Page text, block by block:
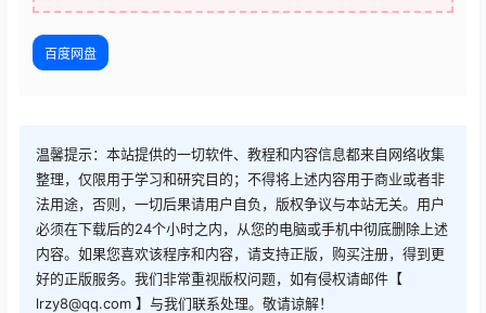
百度网盘
温馨提示：本站提供的一切软件、教程和内容信息都来自网络收集
整理，仅限用于学习和研究目的；不得将上述内容用于商业或者非
法用途，否则，一切后果请用户自负，版权争议与本站无关。用户
必须在下载后的24个小时之内，从您的电脑或手机中彻底删除上述
内容。如果您喜欢该程序和内容，请支持正版，购买注册，得到更
好的正版服务。我们非常重视版权问题，如有侵权请邮件【
lrzy8@qq.com 】与我们联系处理。敬请谅解！